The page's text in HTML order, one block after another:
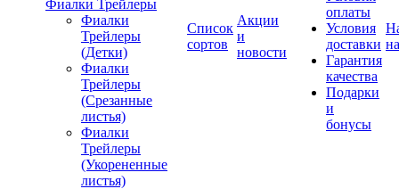
Фиалки Трейлеры
Фиалки
Трейлеры
(Детки)
Фиалки
Трейлеры
(Срезанные
листья)
Фиалки
Трейлеры
(Укорененные
листья)
Список
сортов
Акции
и
новости
оплаты
Условия
доставки
Гарантия
качества
Подарки
и
бонусы